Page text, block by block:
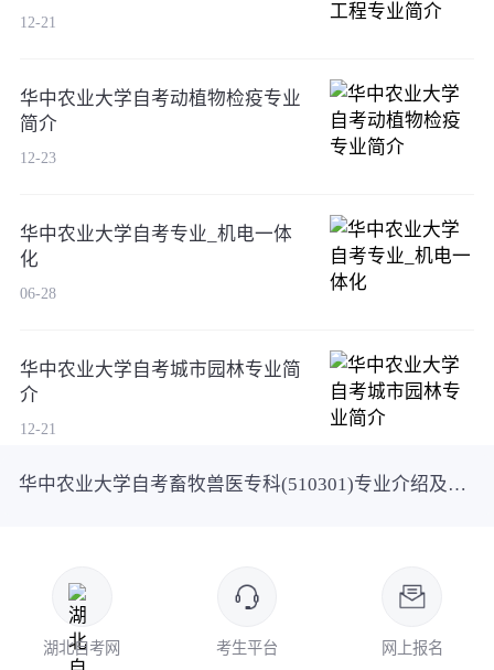
12-21
华中农业大学自考动植物检疫专业
简介
12-23
华中农业大学自考专业_机电一体
化
06-28
华中农业大学自考城市园林专业简
介
12-21
华中农业大学自考畜牧兽医专科(510301)专业介绍及课程设置
湖北自考网 考生平台 网上报名